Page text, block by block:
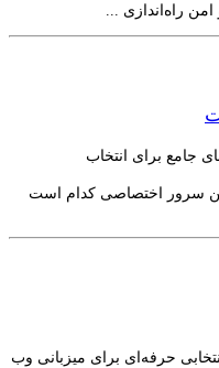
راه‌اندازی ...
جامع برای انتخاب
سرور اختصاصی کدام است